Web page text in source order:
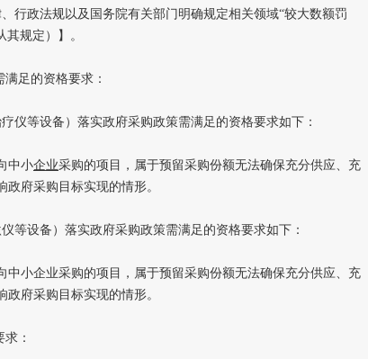
行政法规以及国务院有关部门明确规定相关领域“较大数额罚
其规定）】。
足的资格要求：
等设备）落实政府采购政策需满足的资格要求如下：
中小企业采购的项目，属于预留采购份额无法确保充分供应、充
府采购目标实现的情形。
设备）落实政府采购政策需满足的资格要求如下：
小企业采购的项目，属于预留采购份额无法确保充分供应、充
府采购目标实现的情形。
：